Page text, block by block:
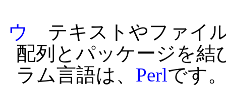
ウ
テキストやファイ
配列とパッケージを結
ラム言語は、 Perlです